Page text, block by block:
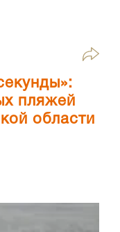
пляжей
области